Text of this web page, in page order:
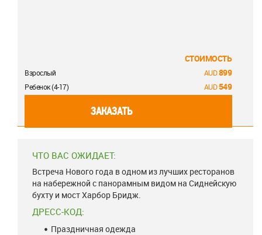
СТОИМОСТЬ
Взрослый 899
Ребенок (4-17) 549
ЗАКАЗАТЬ
ЧТО ВАС ОЖИДАЕТ:
Встреча Нового года в одном из лучших ресторанов
на набережной с панорамным видом на Сиднейскую
бухту и мост Харбор Бридж.
ДРЕСС-КОД:
Праздничная одежда